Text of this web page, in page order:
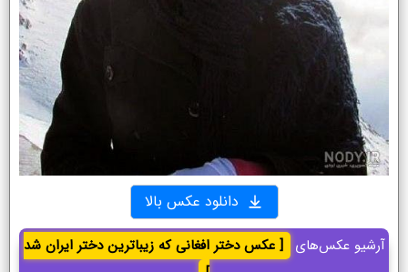
دانلود عکس بالا
آرشیو عکس‌های
[ عکس دختر افغانی که زیباترین دختر ایران شد